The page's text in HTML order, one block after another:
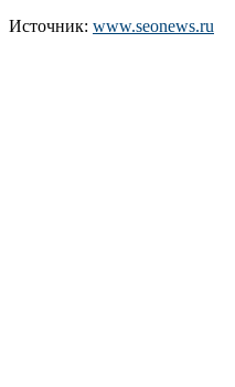
Источник: www.seonews.ru